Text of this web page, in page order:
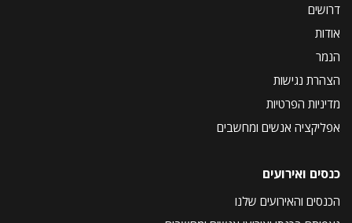
דרושים
אודות
הנמר
הצהרת נגישות
מדיניות הפרטיות
אפליקציה אנשים ומחשבים
כנסים ואירועים
הכנסים והאירועים שלנו